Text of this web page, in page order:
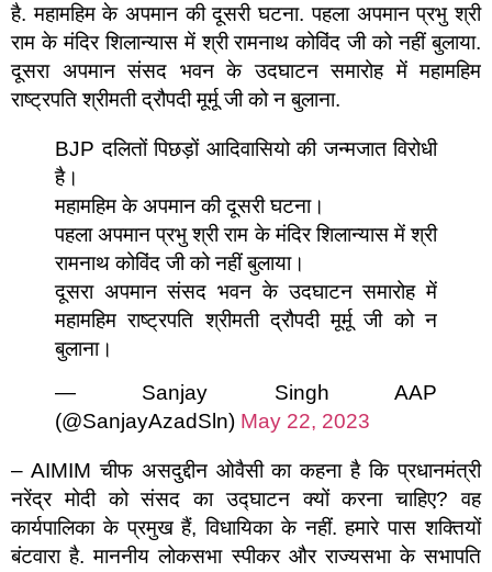
है. महामहिम के अपमान की दूसरी घटना. पहला अपमान प्रभु श्री
राम के मंदिर शिलान्यास में श्री रामनाथ कोविंद जी को नहीं बुलाया.
दूसरा अपमान संसद भवन के उदघाटन समारोह में महामहिम
राष्ट्रपति श्रीमती द्रौपदी मूर्मू जी को न बुलाना.
BJP दलितों पिछड़ों आदिवासियो की जन्मजात विरोधी
है।
महामहिम के अपमान की दूसरी घटना।
पहला अपमान प्रभु श्री राम के मंदिर शिलान्यास में श्री
रामनाथ कोविंद जी को नहीं बुलाया।
दूसरा अपमान संसद भवन के उदघाटन समारोह में
महामहिम राष्ट्रपति श्रीमती द्रौपदी मूर्मू जी को न
बुलाना।
— Sanjay Singh AAP
(@SanjayAzadSln) May 22, 2023
– AIMIM चीफ असदुद्दीन ओवैसी का कहना है कि प्रधानमंत्री
नरेंद्र मोदी को संसद का उद्घाटन क्यों करना चाहिए? वह
कार्यपालिका के प्रमुख हैं, विधायिका के नहीं. हमारे पास शक्तियों
बंटवारा है. माननीय लोकसभा स्पीकर और राज्यसभा के सभापति